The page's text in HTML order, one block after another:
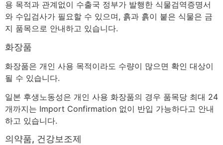
용 목적과 관계없이 수출국 정부가 발행한 식물검역증명서
와 수입검사가 필요할 수 있으며, 흙과 흙이 붙은 식물은 금
지 품목으로 안내하고 있습니다.
화장품
화장품은 개인 사용 목적이라도 수량이 많으면 확인 대상이
될 수 있습니다.
일본 후생노동성은 개인 사용 화장품의 경우 품목당 최대 24
개까지는 Import Confirmation 없이 반입 가능하다고 안내
하고 있습니다.
의약품, 건강보조제